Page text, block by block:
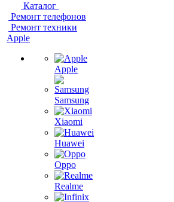
Каталог
Ремонт телефонов
Ремонт техники
Apple
Apple
Samsung
Xiaomi
Huawei
Oppo
Realme